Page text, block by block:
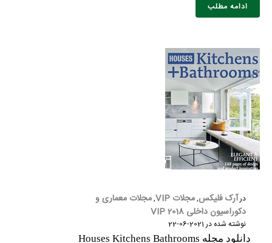
ادامه مطلب
درآرک فلیکس,مجلات VIP ,مجلات معماری و
دکوراسیون داخلی 2018 VIP
نوشته شده در2021-06-22
دانلود مجله Houses Kitchens Bathrooms